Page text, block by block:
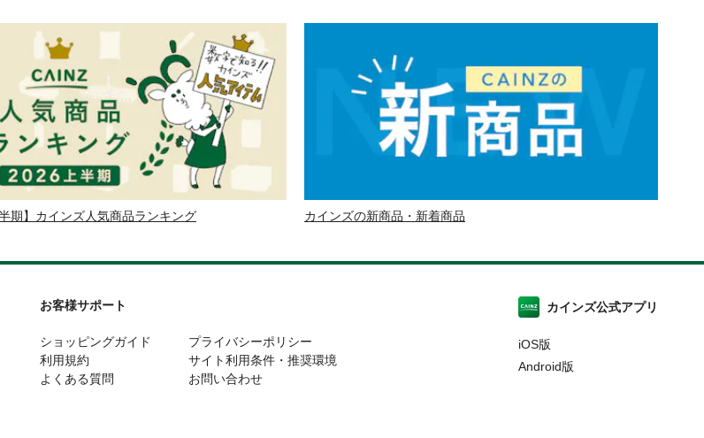
期】カインズ人気商品ランキング カインズの新商品・新着商品
お客様サポート
ショッピングガイド
利用規約
よくある質問
プライバシーポリシー
サイト利用条件・推奨環境
お問い合わせ
カインズ公式アプリ
iOS版
Android版